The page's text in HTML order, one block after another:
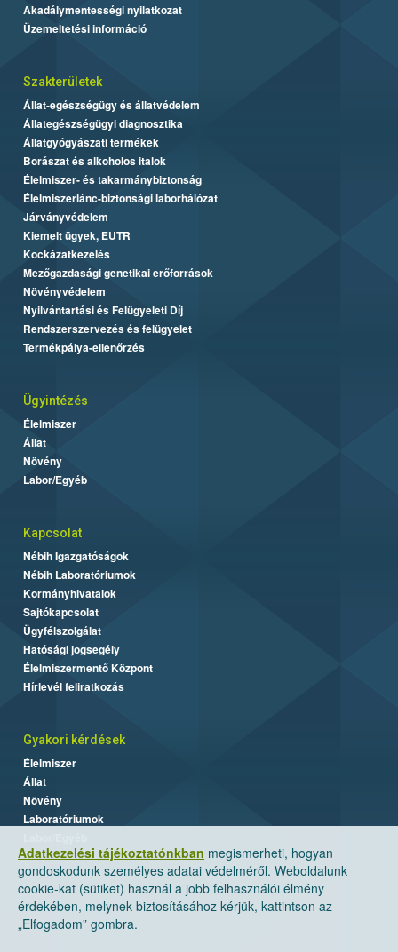
Adatkezelési tájékoztatónkban megismerheti, hogyan
gondoskodunk személyes adatai védelméről. Weboldalunk
cookie-kat (sütiket) használ a jobb felhasználói élmény
érdekében, melynek biztosításához kérjük, kattintson az
„Elfogadom” gombra.
Akadálymentességi nyilatkozat
Üzemeltetési információ
Szakterületek
Állat-egészségügy és állatvédelem
Állategészségügyi diagnosztika
Állatgyógyászati termékek
Borászat és alkoholos italok
Élelmiszer- és takarmánybiztonság
Élelmiszerlánc-biztonsági laborhálózat
Járványvédelem
Kiemelt ügyek, EUTR
Kockázatkezelés
Mezőgazdasági genetikai erőforrások
Növényvédelem
Nyilvántartási és Felügyeleti Díj
Rendszerszervezés és felügyelet
Termékpálya-ellenőrzés
Ügyintézés
Élelmiszer
Állat
Növény
Labor/Egyéb
Kapcsolat
Nébih Igazgatóságok
Nébih Laboratóriumok
Kormányhivatalok
Sajtókapcsolat
Ügyfélszolgálat
Hatósági jogsegély
Élelmiszermentő Központ
Hírlevél feliratkozás
Gyakori kérdések
Élelmiszer
Állat
Növény
Laboratóriumok